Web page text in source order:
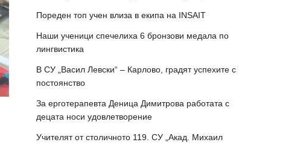
Пореден топ учен влиза в екипа на INSAIT
Наши ученици спечелиха 6 бронзови медала по
лингвистика
В СУ „Васил Левски“ – Карлово, градят успехите с
постоянство
За ерготерапевта Деница Димитрова работата с
децата носи удовлетворение
Учителят от столичното 119. СУ „Акад. Михаил